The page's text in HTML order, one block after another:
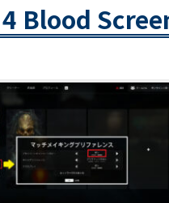
Blood